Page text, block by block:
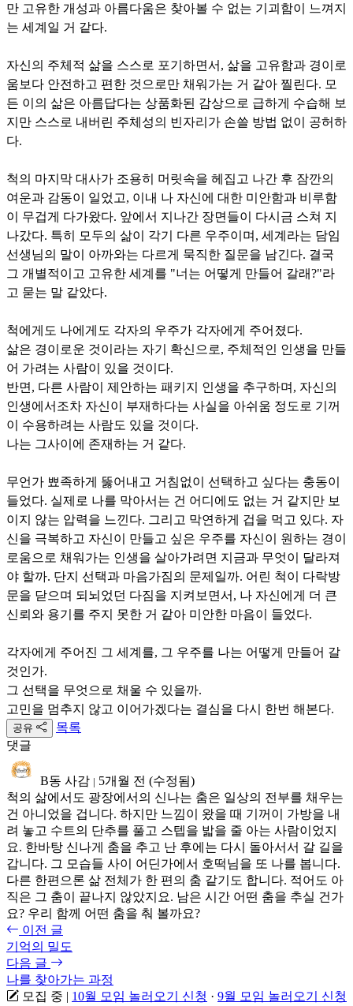
만 고유한 개성과 아름다움은 찾아볼 수 없는 기괴함이 느껴지
는 세계일 거 같다.
자신의 주체적 삶을 스스로 포기하면서, 삶을 고유함과 경이로
움보다 안전하고 편한 것으로만 채워가는 거 같아 찔린다. 모
든 이의 삶은 아름답다는 상품화된 감상으로 급하게 수습해 보
지만 스스로 내버린 주체성의 빈자리가 손쓸 방법 없이 공허하
다.
척의 마지막 대사가 조용히 머릿속을 헤집고 나간 후 잠깐의
여운과 감동이 일었고, 이내 나 자신에 대한 미안함과 비루함
이 무겁게 다가왔다. 앞에서 지나간 장면들이 다시금 스쳐 지
나갔다. 특히 모두의 삶이 각기 다른 우주이며, 세계라는 담임
선생님의 말이 아까와는 다르게 묵직한 질문을 남긴다. 결국
그 개별적이고 고유한 세계를 "너는 어떻게 만들어 갈래?"라
고 묻는 말 같았다.
척에게도 나에게도 각자의 우주가 각자에게 주어졌다.
삶은 경이로운 것이라는 자기 확신으로, 주체적인 인생을 만들
어 가려는 사람이 있을 것이다.
반면, 다른 사람이 제안하는 패키지 인생을 추구하며, 자신의
인생에서조차 자신이 부재하다는 사실을 아쉬움 정도로 기꺼
이 수용하려는 사람도 있을 것이다.
나는 그사이에 존재하는 거 같다.
무언가 뾰족하게 뚫어내고 거침없이 선택하고 싶다는 충동이
들었다. 실제로 나를 막아서는 건 어디에도 없는 거 같지만 보
이지 않는 압력을 느낀다. 그리고 막연하게 겁을 먹고 있다. 자
신을 극복하고 자신이 만들고 싶은 우주를 자신이 원하는 경이
로움으로 채워가는 인생을 살아가려면 지금과 무엇이 달라져
야 할까. 단지 선택과 마음가짐의 문제일까. 어린 척이 다락방
문을 닫으며 되뇌었던 다짐을 지켜보면서, 나 자신에게 더 큰
신뢰와 용기를 주지 못한 거 같아 미안한 마음이 들었다.
각자에게 주어진 그 세계를, 그 우주를 나는 어떻게 만들어 갈
것인가.
그 선택을 무엇으로 채울 수 있을까.
고민을 멈추지 않고 이어가겠다는 결심을 다시 한번 해본다.
공유
목록
댓글
B동 사감 | 5개월 전 (수정됨)
척의 삶에서도 광장에서의 신나는 춤은 일상의 전부를 채우는
건 아니었을 겁니다. 하지만 느낌이 왔을 때 기꺼이 가방을 내
려 놓고 수트의 단추를 풀고 스텝을 밟을 줄 아는 사람이었지
요. 한바탕 신나게 춤을 추고 난 후에는 다시 돌아서서 갈 길을
갑니다. 그 모습들 사이 어딘가에서 호떡님을 또 나를 봅니다.
다른 한편으론 삶 전체가 한 편의 춤 같기도 합니다. 적어도 아
직은 그 춤이 끝나지 않았지요. 남은 시간 어떤 춤을 추실 건가
요? 우리 함께 어떤 춤을 춰 볼까요?
이전 글
기억의 밀도
다음 글
나를 찾아가는 과정
모집 중 | 10월 모임 놀러오기 신청 · 9월 모임 놀러오기 신청